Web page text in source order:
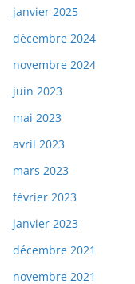
janvier 2025
décembre 2024
novembre 2024
juin 2023
mai 2023
avril 2023
mars 2023
février 2023
janvier 2023
décembre 2021
novembre 2021